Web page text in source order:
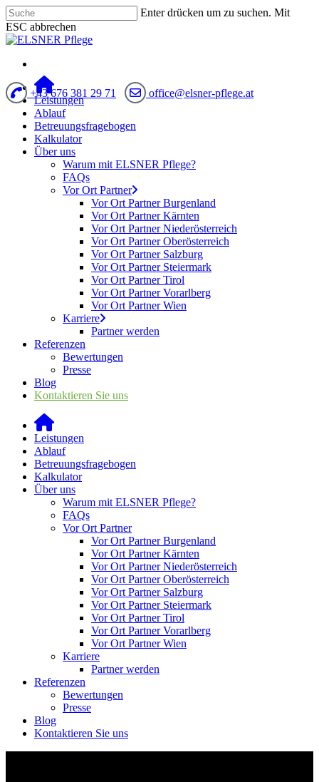
Enter drücken um zu suchen. Mit
ESC abbrechen
+43 676 381 29 71 office@elsner-pflege.at
Leistungen
Ablauf
Betreuungsfragebogen
Kalkulator
Über uns
Warum mit ELSNER Pflege?
FAQs
Vor Ort Partner
Vor Ort Partner Burgenland
Vor Ort Partner Kärnten
Vor Ort Partner Niederösterreich
Vor Ort Partner Oberösterreich
Vor Ort Partner Salzburg
Vor Ort Partner Steiermark
Vor Ort Partner Tirol
Vor Ort Partner Vorarlberg
Vor Ort Partner Wien
Karriere
Partner werden
Referenzen
Bewertungen
Presse
Blog
Kontaktieren Sie uns
Leistungen
Ablauf
Betreuungsfragebogen
Kalkulator
Über uns
Warum mit ELSNER Pflege?
FAQs
Vor Ort Partner
Vor Ort Partner Burgenland
Vor Ort Partner Kärnten
Vor Ort Partner Niederösterreich
Vor Ort Partner Oberösterreich
Vor Ort Partner Salzburg
Vor Ort Partner Steiermark
Vor Ort Partner Tirol
Vor Ort Partner Vorarlberg
Vor Ort Partner Wien
Karriere
Partner werden
Referenzen
Bewertungen
Presse
Blog
Kontaktieren Sie uns